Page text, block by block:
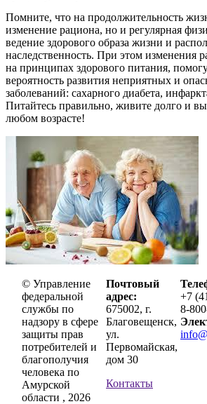
Помните, что на продолжительность
изменение рациона, но и регулярная
ведение здорового образа жизни и
наследственность. При этом изменения
на принципах здорового питания,
вероятность развития неприятных и
заболеваний: сахарного диабета,
Питайтесь правильно, живите долго и
любом возрасте!
© Управление
федеральной
службы по
надзору в сфере
защиты прав
потребителей и
благополучия
человека по
Амурской
области , 2026
Почтовый
адрес:
675002, г.
Благовещенск,
ул.
Первомайская,
дом 30
Контакты
+7
8-